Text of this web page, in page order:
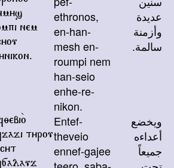
nem
ethronos,
en-han-
mesh en-
roumpi nem
han-seio
enhe-re-
nikon.
عديدة
وأزمنة
سالمة.
tyrou
Entef-
theveio
ennef-gajee
ويخضع
أعداءه
جميعاً